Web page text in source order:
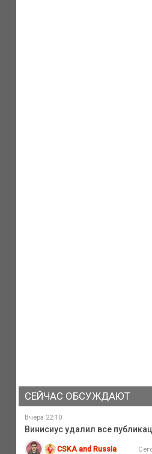
СЕЙЧАС ОБСУЖДАЮТ
Вчера 22:10
Винисиус удалил все
CSKA and Russia